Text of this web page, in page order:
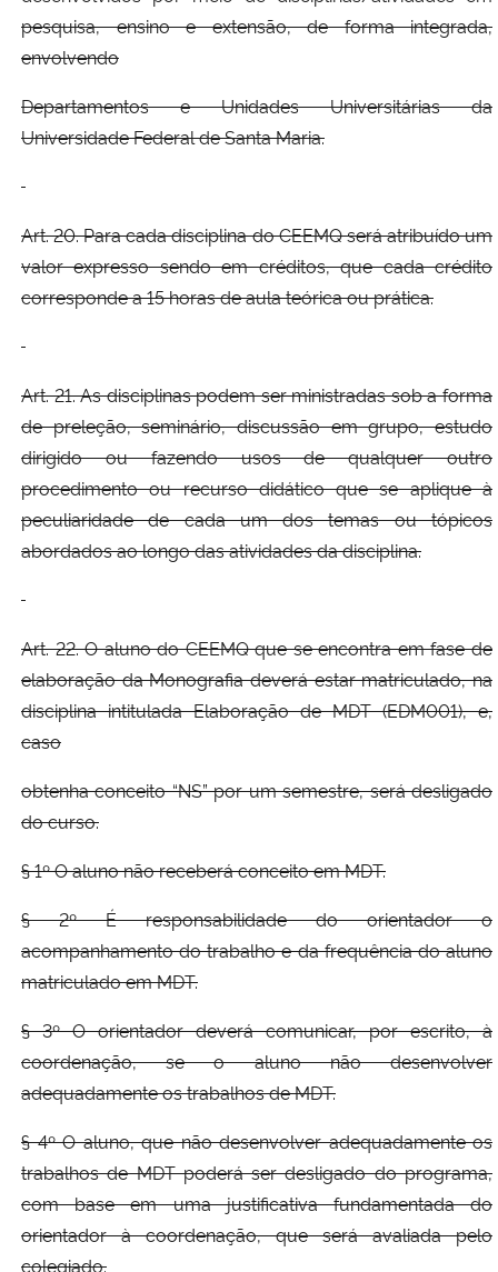
pesquisa, ensino e extensão, de forma integrada,
envolvendo
Departamentos e Unidades Universitárias da
Universidade Federal de Santa Maria.
Art. 20. Para cada disciplina do CEEMQ será atribuído um
valor expresso sendo em créditos, que cada crédito
corresponde a 15 horas de aula teórica ou prática.
Art. 21. As disciplinas podem ser ministradas sob a forma
de preleção, seminário, discussão em grupo, estudo
dirigido ou fazendo usos de qualquer outro
procedimento ou recurso didático que se aplique à
peculiaridade de cada um dos temas ou tópicos
abordados ao longo das atividades da disciplina.
Art. 22. O aluno do CEEMQ que se encontra em fase de
elaboração da Monografia deverá estar matriculado, na
disciplina intitulada Elaboração de MDT (EDM001), e,
caso
obtenha conceito “NS” por um semestre, será desligado
do curso.
§ 1º O aluno não receberá conceito em MDT.
§ 2º É responsabilidade do orientador o
acompanhamento do trabalho e da frequência do aluno
matriculado em MDT.
§ 3º O orientador deverá comunicar, por escrito, à
coordenação, se o aluno não desenvolver
adequadamente os trabalhos de MDT.
§ 4º O aluno, que não desenvolver adequadamente os
trabalhos de MDT poderá ser desligado do programa,
com base em uma justificativa fundamentada do
orientador à coordenação, que será avaliada pelo
colegiado.